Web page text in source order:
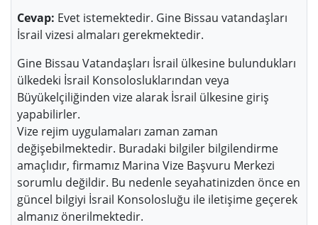
Cevap: Evet istemektedir. Gine Bissau vatandaşları
İsrail vizesi almaları gerekmektedir.
Gine Bissau Vatandaşları İsrail ülkesine bulundukları
ülkedeki İsrail Konsolosluklarından veya
Büyükelçiliğinden vize alarak İsrail ülkesine giriş
yapabilirler.
Vize rejim uygulamaları zaman zaman
değişebilmektedir. Buradaki bilgiler bilgilendirme
amaçlıdır, firmamız Marina Vize Başvuru Merkezi
sorumlu değildir. Bu nedenle seyahatinizden önce en
güncel bilgiyi İsrail Konsolosluğu ile iletişime geçerek
almanız önerilmektedir.